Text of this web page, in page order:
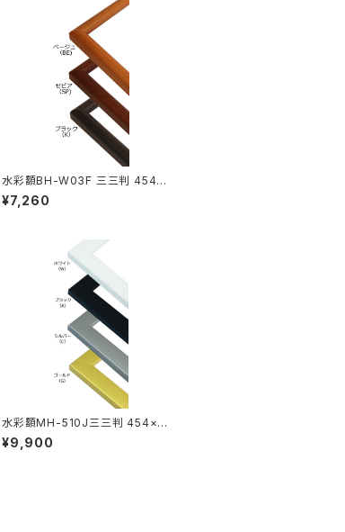
水彩額BH-W03F 三三判 454×
605ミリ
¥7,260
水彩額MH-510J三三判 454×6
05ミリ
¥9,900